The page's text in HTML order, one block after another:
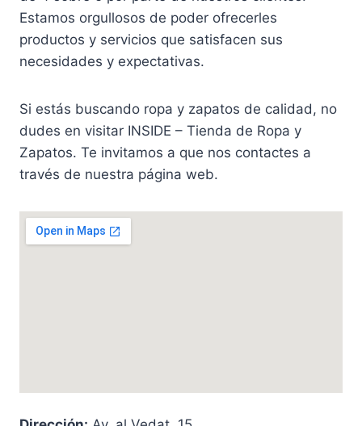
Estamos orgullosos de poder ofrecerles
productos y servicios que satisfacen sus
necesidades y expectativas.
Si estás buscando ropa y zapatos de calidad, no
dudes en visitar INSIDE – Tienda de Ropa y
Zapatos. Te invitamos a que nos contactes a
través de nuestra página web.